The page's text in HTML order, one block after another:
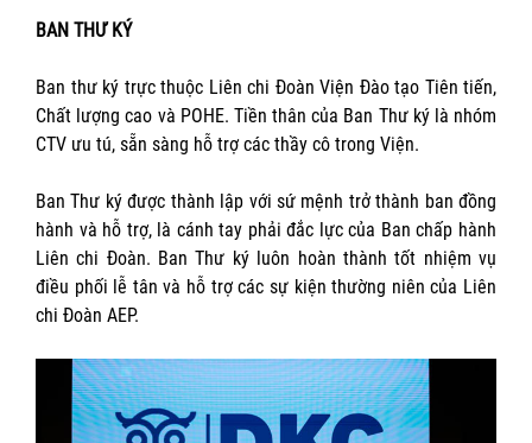
BAN THƯ KÝ
Ban thư ký trực thuộc Liên chi Đoàn Viện Đào tạo Tiên tiến,
Chất lượng cao và POHE. Tiền thân của Ban Thư ký là nhóm
CTV ưu tú, sẵn sàng hỗ trợ các thầy cô trong Viện.
Ban Thư ký được thành lập với sứ mệnh trở thành ban đồng
hành và hỗ trợ, là cánh tay phải đắc lực của Ban chấp hành
Liên chi Đoàn. Ban Thư ký luôn hoàn thành tốt nhiệm vụ
điều phối lễ tân và hỗ trợ các sự kiện thường niên của Liên
chi Đoàn AEP.